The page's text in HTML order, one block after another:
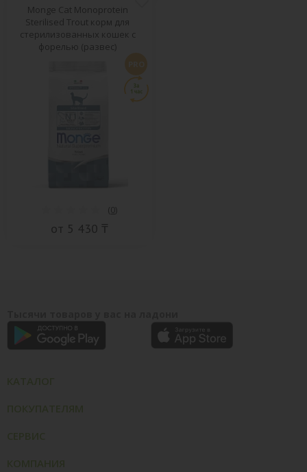
Monge Cat Monoprotein
Sterilised Trout корм для
стерилизованных кошек с
форелью (развес)
(0)
от 5 430 ₸